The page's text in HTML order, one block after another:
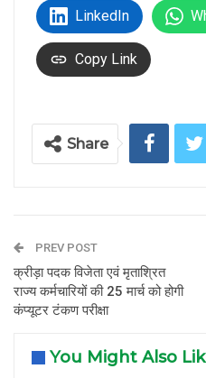
LinkedIn
Copy Link
Share
PREV POST
क्रीड़ा पदक विजेता एवं मृताश्रित
राज्य कर्मचारियों की 25 मार्च को होगी
कंप्यूटर टंकण परीक्षा
You Might Also